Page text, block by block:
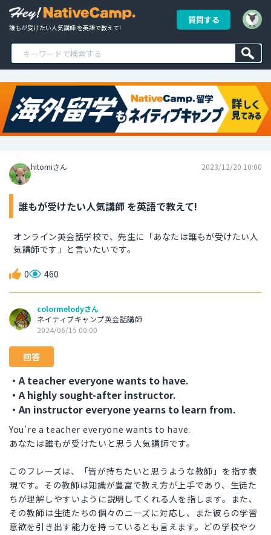
誰もが受けたい人気講師 を英語で教えて!
質問する
hitomiさん 2023/12/20 10:00
誰もが受けたい人気講師 を英語で教えて!
オンライン英会話学校で、先生に「あなたは誰もが受けたい人
気講師です」と言いたいです。
0 460
colormelodyさん
ネイティブキャンプ英会話講師
2024/06/15 00:00
回答
・A teacher everyone wants to have.
・A highly sought-after instructor.
・An instructor everyone yearns to learn from.
You're a teacher everyone wants to have.
あなたは誰もが受けたいと思う人気講師です。
このフレーズは、「皆が持ちたいと思うような教師」を指す表
現です。その教師は知識が豊富で教え方が上手であり、生徒た
ちが理解しやすいように説明してくれる人を指します。また、
その教師は生徒たちの個々のニーズに対応し、また彼らの学習
意欲を引き出す能力を持っているとも言えます。どの学校やク